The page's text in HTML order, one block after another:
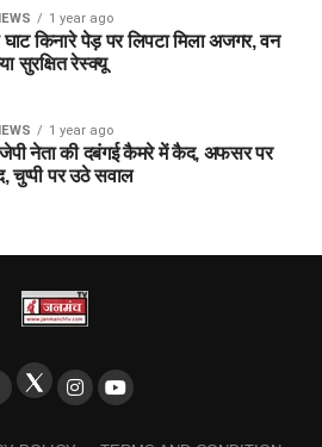
1 year ago
घाट किनारे पेड़ पर लिपटा मिला अजगर, वन
सुरक्षित रेस्क्यू
1 year ago
नेता की दबंगई कैमरे में कैद, अफसर पर
चुप्पी पर उठे सवाल